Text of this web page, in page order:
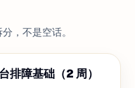
，不是空话。
排障基础（2 周）